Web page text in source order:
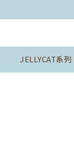
JELLYCAT系列